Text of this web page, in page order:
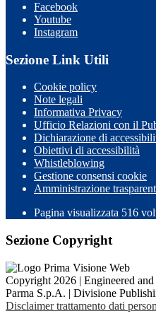
Facebook
Youtube
Instagram
Sezione Link Utili
Cookie policy
Note legali
Informativa Privacy
Ufficio Relazioni con il
Dichiarazione di
Obiettivi di accessibilità
Whistleblowing
Gestione consensi cookie
Amministrazione
Pagina visualizzata 516
Sezione Copyright
Copyright 2026 | Engineered
Parma S.p.A. | Divisione
Disclaimer trattamento dati